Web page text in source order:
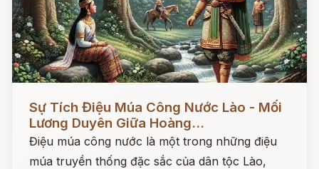
Sự Tích Điệu Múa Công Nước Lào - Mối
Lương Duyên Giữa Hoàng...
Điệu múa công nước là một trong những điệu
múa truyền thống đặc sắc của dân tộc Lào,